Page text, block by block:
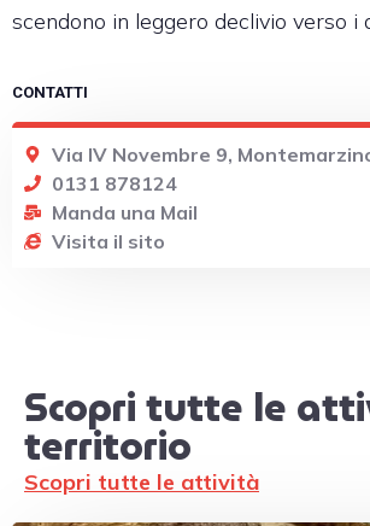
scendono in leggero declivio verso i
CONTATTI
Via IV Novembre 9,
0131 878124
Manda una Mail
Visita il sito
Scopri tutte le
territorio
Scopri tutte le attività